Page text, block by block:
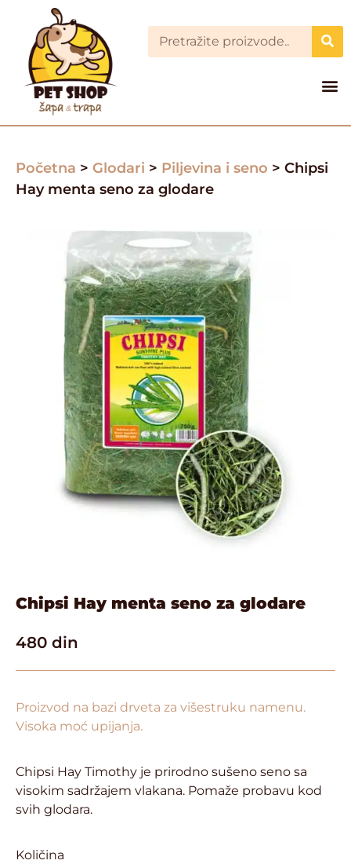
Početna > Glodari > Piljevina i seno > Chipsi
Hay menta seno za glodare
Chipsi Hay menta seno za glodare
480 din
Proizvod na bazi drveta za višestruku namenu.
Visoka moć upijanja.
Chipsi Hay Timothy je prirodno sušeno seno sa
visokim sadržajem vlakana. Pomaže probavu kod
svih glodara.
Količina